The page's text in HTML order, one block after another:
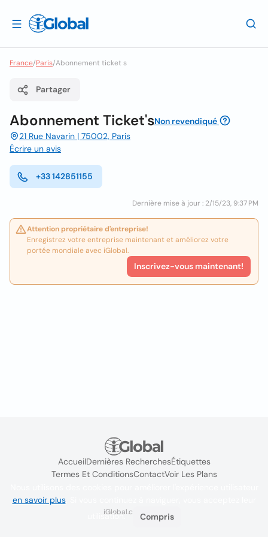
France/Paris/Abonnement ticket s
Partager
Abonnement Ticket'sNon revendiqué
21 Rue Navarin | 75002, Paris
Écrire un avis
+33 142851155
Dernière mise à jour : 2/15/23, 9:37 PM
Attention propriétaire d'entreprise!
Enregistrez votre entreprise maintenant et améliorez votre
portée mondiale avec iGlobal.
Inscrivez-vous maintenant!
AccueilDernières RecherchesÉtiquettes
Termes Et ConditionsContactVoir Les Plans
iGlobal.co @ 2024
en savoir plus. Si vous continuez à naviguer, vous acceptez leur
utilisation.
Compris